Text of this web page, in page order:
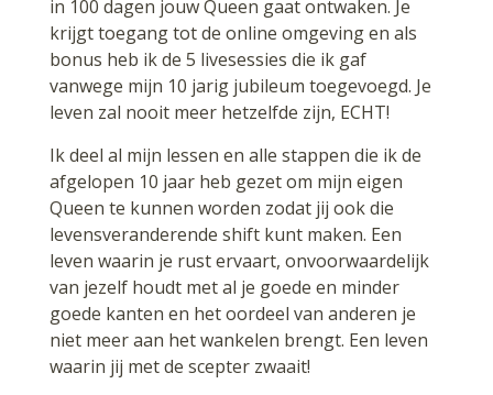
in 100 dagen jouw Queen gaat ontwaken. Je
krijgt toegang tot de online omgeving en als
bonus heb ik de 5 livesessies die ik gaf
vanwege mijn 10 jarig jubileum toegevoegd. Je
leven zal nooit meer hetzelfde zijn, ECHT!
Ik deel al mijn lessen en alle stappen die ik de
afgelopen 10 jaar heb gezet om mijn eigen
Queen te kunnen worden zodat jij ook die
levensveranderende shift kunt maken. Een
leven waarin je rust ervaart, onvoorwaardelijk
van jezelf houdt met al je goede en minder
goede kanten en het oordeel van anderen je
niet meer aan het wankelen brengt. Een leven
waarin jij met de scepter zwaait!